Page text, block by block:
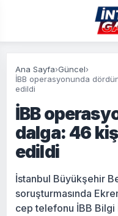
Ana Sayfa›Güncel›
İBB operasyonunda
edildi
İBB
dalga: 46
edildi
İstanbul Büyükşehir
soruşturmasında
cep telefonu İBB Bilgi